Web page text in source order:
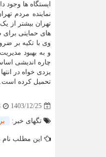
ایستگاه ها
نماینده مردم
تهران بیشتر از
های حمایتی برای
وی با تکیه بر
چاره اندیشی
یزدی خواه در
تحمیل کرده است.
1403/12/25
تگهای خبر:
این مطلب نام